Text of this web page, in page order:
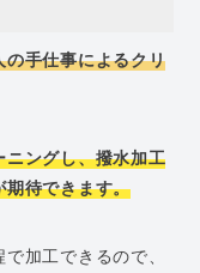
手仕事によるクリ
ングし、撥水加工
期待できます。
加工できるので、